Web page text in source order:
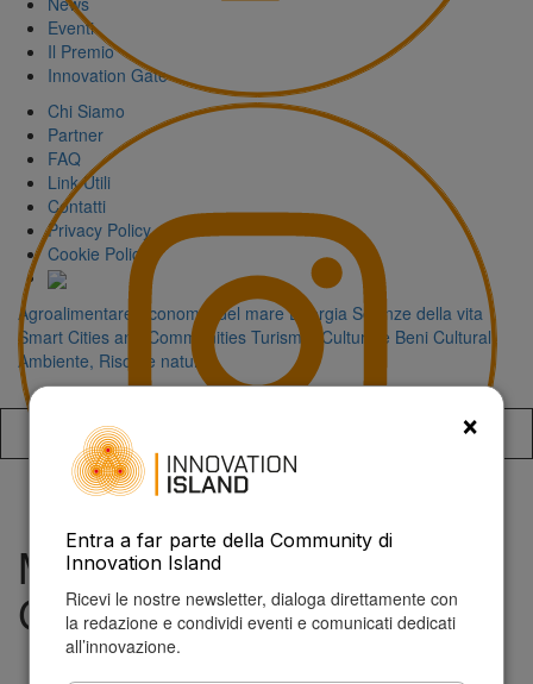
Eventi
Il Premio
Innovation Gate
Chi Siamo
Partner
FAQ
Link Utili
Contatti
Privacy Policy
Cookie Policy
Agroalimentare Economia del mare Energia Scienze della vita
Smart Cities and Communities Turismo, Cultura e Beni Culturali
Ambiente, Risorse naturali
MADE Competence
Center Industria 4.0
×
Entra a far parte della Community di
Innovation Island
Ricevi le nostre newsletter, dialoga direttamente con
la redazione e condividi eventi e comunicati dedicati
all’innovazione.